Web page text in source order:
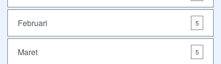
Februari 5
Maret 5